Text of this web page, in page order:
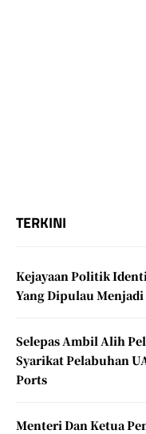
TERKINI
Kejayaan Politik
Yang Dipulau
Selepas Ambil Alih
Syarikat Pelabuhan
Ports
Menteri Dan Ketua